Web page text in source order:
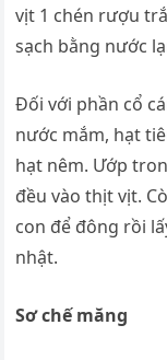
vịt 1 chén rượu
sạch bằng nước
Đối với phần cổ
nước mắm, hạt
hạt nêm. Ướp
đều vào thịt vịt.
con để đông rồi
nhật.
Sơ chế măng